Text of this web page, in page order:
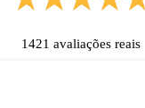
1421 avaliações reais